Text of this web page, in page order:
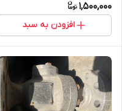
1,500,000
افزودن به سبد